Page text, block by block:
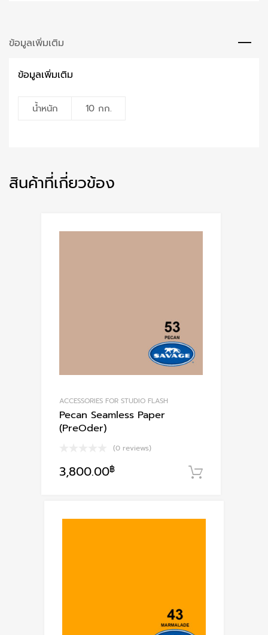
ข้อมูลเพิ่มเติม
ข้อมูลเพิ่มเติม
น้ำหนัก 10 กก.
สินค้าที่เกี่ยวข้อง
ACCESSORIES FOR STUDIO FLASH
Pecan Seamless Paper
(PreOder)
(0 reviews)
3,800.00฿